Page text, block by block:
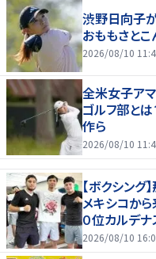
渋野日向子
おももさとこ
2026/08/10
全米女子ア
ゴルフ部と
作ら
2026/08/10
【ボクシン
メキシコか
０位カルデナ
井上拓真と
2026/08/10